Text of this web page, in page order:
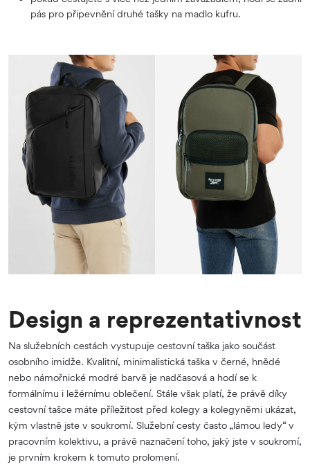
pás pro připevnění druhé tašky na madlo kufru.
Design a reprezentativnost
Na služebních cestách vystupuje cestovní taška jako součást
osobního imidže. Kvalitní, minimalistická taška v černé, hnědé
nebo námořnické modré barvě je nadčasová a hodí se k
formálnímu i ležérnímu oblečení. Stále však platí, že právě díky
cestovní tašce máte příležitost před kolegy a kolegyněmi ukázat,
kým vlastně jste v soukromí. Služební cesty často „lámou ledy“ v
pracovním kolektivu, a právě naznačení toho, jaký jste v soukromí,
je prvním krokem k tomuto prolomení.